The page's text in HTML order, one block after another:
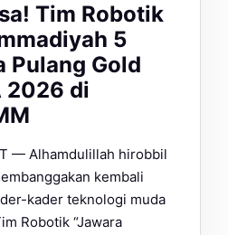
Tim Robotik
5
Pulang Gold
2026 di
— Alhamdulillah hirobbil
kembali
kader teknologi muda
Robotik “Jawara